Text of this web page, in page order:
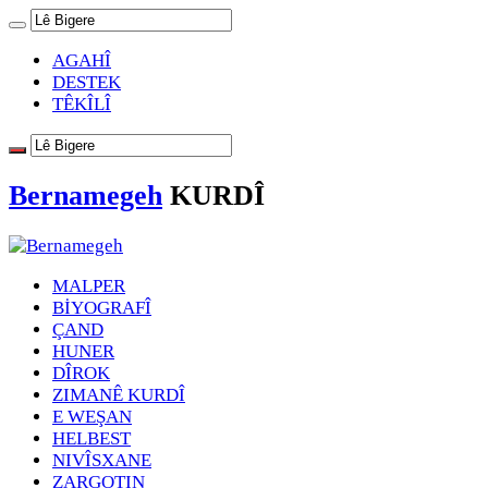
AGAHÎ
DESTEK
TÊKÎLÎ
Bernamegeh KURDÎ
MALPER
BİYOGRAFÎ
ÇAND
HUNER
DÎROK
ZIMANÊ KURDÎ
E WEŞAN
HELBEST
NIVÎSXANE
ZARGOTIN